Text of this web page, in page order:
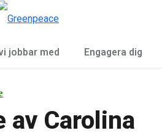
jobbar med Engagera dig
av Carolina